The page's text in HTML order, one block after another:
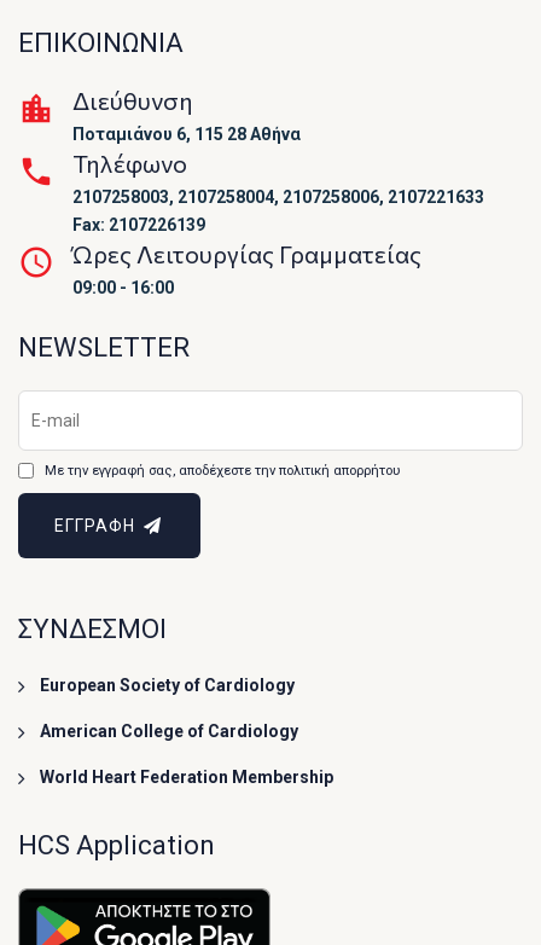
ΕΠΙΚΟΙΝΩΝΙΑ
Διεύθυνση
Ποταμιάνου 6, 115 28 Αθήνα
Τηλέφωνο
2107258003, 2107258004, 2107258006, 2107221633
Fax: 2107226139
Ώρες Λειτουργίας Γραμματείας
09:00 - 16:00
NEWSLETTER
Με την εγγραφή σας, αποδέχεστε την πολιτική απορρήτου
ΕΓΓΡΑΦΗ
ΣΥΝΔΕΣΜΟΙ
European Society of Cardiology
American College of Cardiology
World Heart Federation Membership
HCS Application